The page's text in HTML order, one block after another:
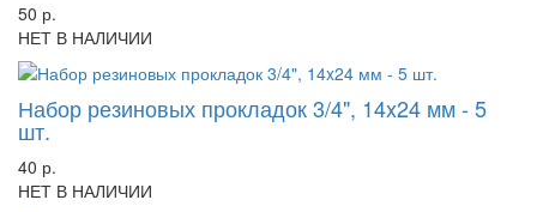
50 р.
НЕТ В НАЛИЧИИ
Набор резиновых прокладок 3/4", 14x24 мм - 5
шт.
40 р.
НЕТ В НАЛИЧИИ